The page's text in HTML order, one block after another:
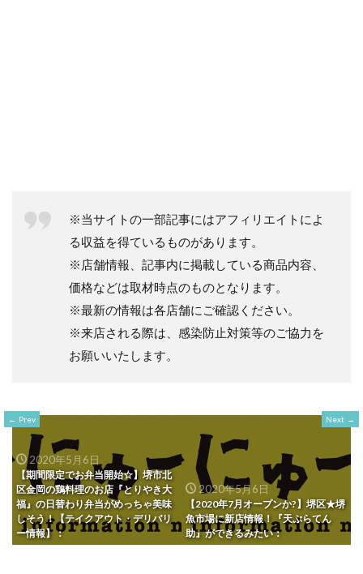
※当サイトの一部記事にはアフィリエイトによ
る収益を得ているものがあります。
※店舗情報、記事内に掲載している商品内容、
価格などは取材時点のものとなります。
※最新の情報は各店舗にご確認ください。
※来店される際は、感染防止対策等のご協力を
お願いいたします。
Prev
2020年5月6日
【期間限定でお弁当開始☆】堺市北
区金岡の鶏料理のお店『とりやき大
福』の日替わり弁当がめっちゃ美味
しそう！【テイクアウト・デリバリ
ー情報】：
Next
2020年5月6日
【2020年7月オープンか?】堺区★堺
魚市場に新店情報！『天ぷらてん
助』ができるみたい：